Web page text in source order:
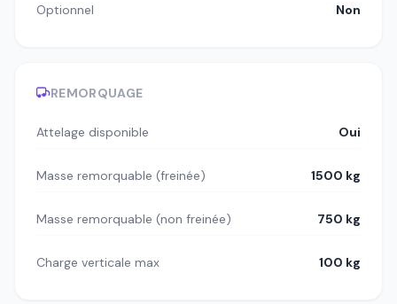
Optionnel Non
REMORQUAGE
Attelage disponible Oui
Masse remorquable (freinée) 1500 kg
Masse remorquable (non freinée) 750 kg
Charge verticale max 100 kg